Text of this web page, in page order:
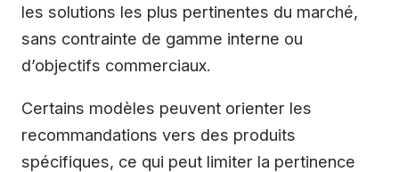
les solutions les plus pertinentes du marché,
sans contrainte de gamme interne ou
d’objectifs commerciaux.
Certains modèles peuvent orienter les
recommandations vers des produits
spécifiques, ce qui peut limiter la pertinence